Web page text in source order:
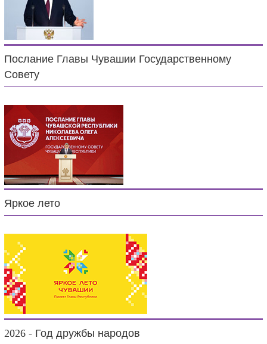
Послание Главы Чувашии Государственному
Совету
Яркое лето
2026 - Год дружбы народов